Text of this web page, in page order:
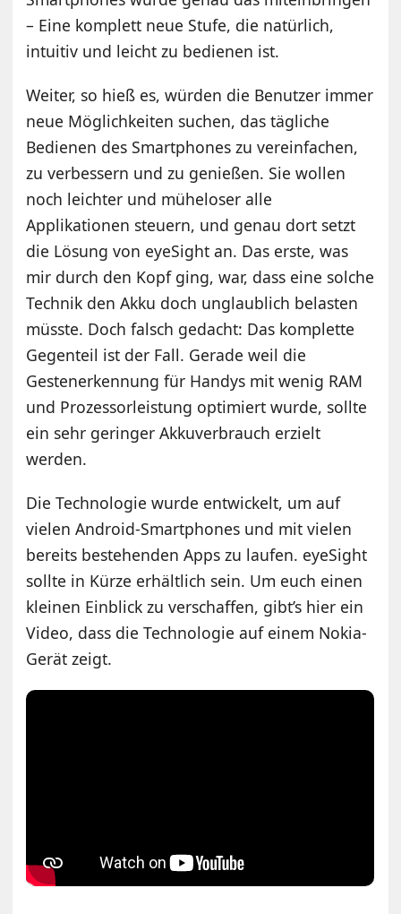
– Eine komplett neue Stufe, die natürlich,
intuitiv und leicht zu bedienen ist.
Weiter, so hieß es, würden die Benutzer immer
neue Möglichkeiten suchen, das tägliche
Bedienen des Smartphones zu vereinfachen,
zu verbessern und zu genießen. Sie wollen
noch leichter und müheloser alle
Applikationen steuern, und genau dort setzt
die Lösung von eyeSight an. Das erste, was
mir durch den Kopf ging, war, dass eine solche
Technik den Akku doch unglaublich belasten
müsste. Doch falsch gedacht: Das komplette
Gegenteil ist der Fall. Gerade weil die
Gestenerkennung für Handys mit wenig RAM
und Prozessorleistung optimiert wurde, sollte
ein sehr geringer Akkuverbrauch erzielt
werden.
Die Technologie wurde entwickelt, um auf
vielen Android-Smartphones und mit vielen
bereits bestehenden Apps zu laufen. eyeSight
sollte in Kürze erhältlich sein. Um euch einen
kleinen Einblick zu verschaffen, gibt’s hier ein
Video, dass die Technologie auf einem Nokia-
Gerät zeigt.